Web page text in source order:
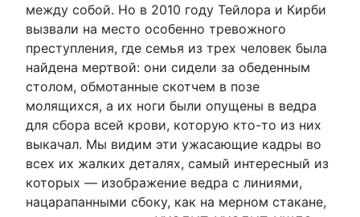
между собой. Но в 2010 году Тейлора и Кирби
вызвали на место особенно тревожного
преступления, где семья из трех человек была
найдена мертвой: они сидели за обеденным
столом, обмотанные скотчем в позе
молящихся, а их ноги были опущены в ведра
для сбора всей крови, которую кто-то из них
выкачал. Мы видим эти ужасающие кадры во
всех их жалких деталях, самый интересный из
которых — изображение ведра с линиями,
нацарапанными сбоку, как на мерном стакане,